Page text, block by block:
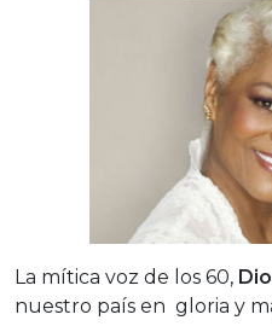
La mítica voz de los 60,
nuestro país en gloria y